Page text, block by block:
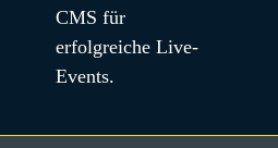
CMS für
erfolgreiche Live-
Events.